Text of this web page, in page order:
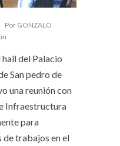
Por GONZALO
hall del Palacio
San pedro de
una reunión con
Infraestructura
para
de trabajos en el